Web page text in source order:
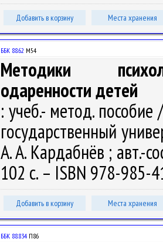
Добавить в корзину Места хранения
ББК 88.62 М54
Методики
одаренности детей
: учеб.- метод.
государственный
А. А. Кардабнёв ; авт.-
102 с. – ISBN 978-985-
Добавить в корзину Места хранения
ББК 88.834 П86